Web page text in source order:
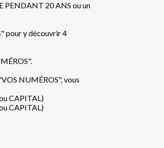
PENDANT 20 ANS ou un
pour y découvrir 4
NUMÉROS", vous
CAPITAL)
CAPITAL)